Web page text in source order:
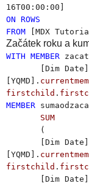
16T00:00:00]
ON ROWS
FROM [MDX
Začátek roku a
WITH MEMBER
[Dim
[YQMD].
firstchild .
MEMBER
SUM
(
[Dim
[YQMD].
firstchild .
[Dim